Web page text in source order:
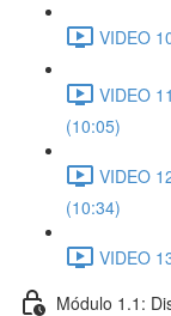
VIDEO
VIDEO
(10:05)
VIDEO
(10:34)
VIDEO
Módulo 1.1: